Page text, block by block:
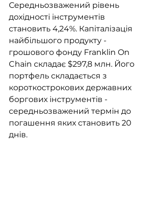
Середньозважений рівень
дохідності інструментів
становить 4,24%. Капіталізація
найбільшого продукту -
грошового фонду Franklin On
Chain складає $297,8 млн. Його
портфель складається з
короткострокових державних
боргових інструментів -
середньозважений термін до
погашення яких становить 20
днів.